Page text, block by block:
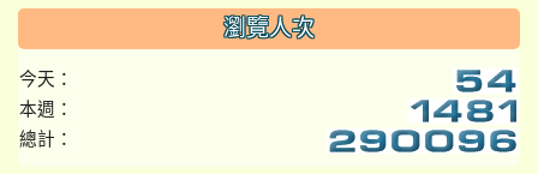
瀏覽人次
今天：
本週：
總計：